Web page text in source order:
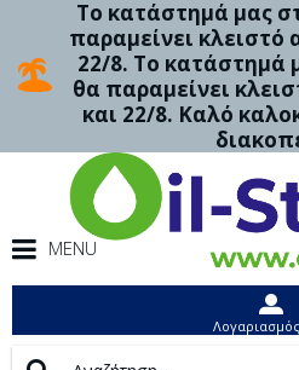
Το κατάστημά μας
παραμείνει κλειστό
22/8. Το κατάστημά
θα παραμείνει
και 22/8. Καλό
MENU